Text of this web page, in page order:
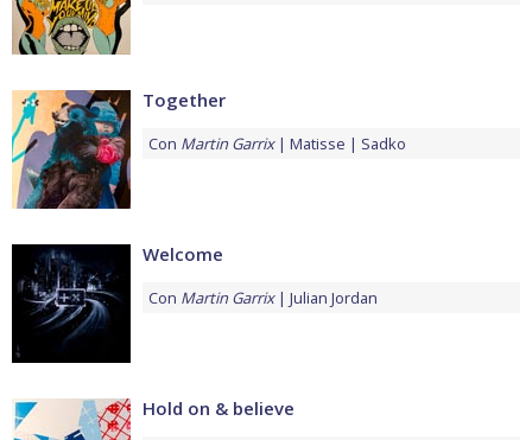
Together
Con Martin Garrix Matisse Sadko
Welcome
Con Martin Garrix Julian Jordan
Hold on & believe